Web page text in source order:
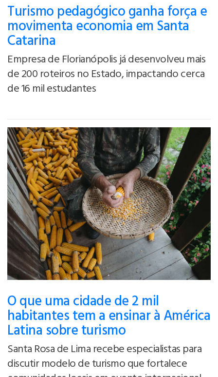
Turismo pedagógico ganha força e
movimenta economia em Santa
Catarina
Empresa de Florianópolis já desenvolveu mais
de 200 roteiros no Estado, impactando cerca
de 16 mil estudantes
O que uma cidade de 2 mil
habitantes tem a ensinar à América
Latina sobre turismo
Santa Rosa de Lima recebe especialistas para
discutir modelo de turismo que fortalece